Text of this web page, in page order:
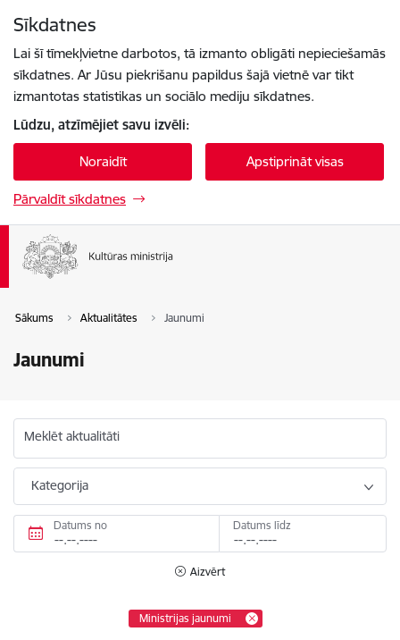
Sīkdatnes
Lai šī tīmekļvietne darbotos, tā izmanto obligāti nepieciešamās
sīkdatnes. Ar Jūsu piekrišanu papildus šajā vietnē var tikt
izmantotas statistikas un sociālo mediju sīkdatnes.
Lūdzu, atzīmējiet savu izvēli:
Noraidīt Apstiprināt visas
Pārvaldīt sīkdatnes
Sākums Aktualitātes Jaunumi
Jaunumi
Meklēt aktualitāti
Kategorija
Datums no Datums līdz
Aizvērt
Ministrijas jaunumi